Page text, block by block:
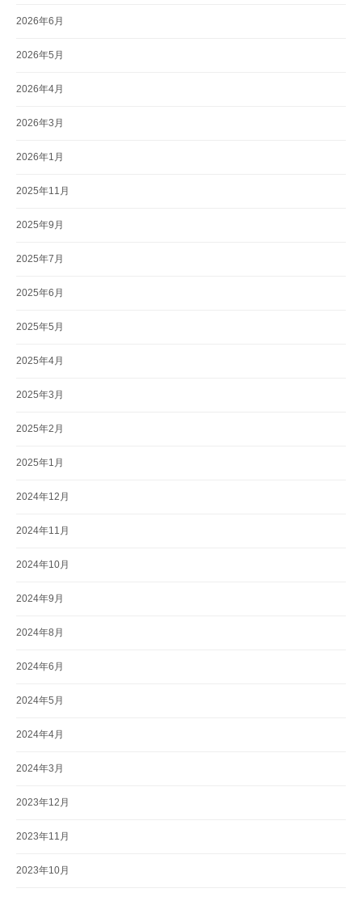
2026年6月
2026年5月
2026年4月
2026年3月
2026年1月
2025年11月
2025年9月
2025年7月
2025年6月
2025年5月
2025年4月
2025年3月
2025年2月
2025年1月
2024年12月
2024年11月
2024年10月
2024年9月
2024年8月
2024年6月
2024年5月
2024年4月
2024年3月
2023年12月
2023年11月
2023年10月